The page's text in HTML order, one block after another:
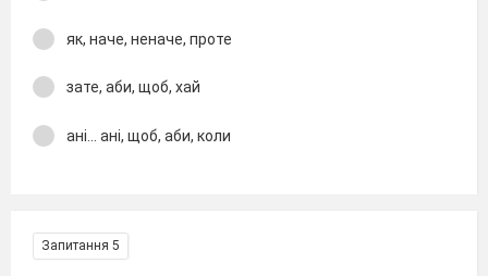
як, наче, неначе, проте
зате, аби, щоб, хай
ані... ані, щоб, аби, коли
Запитання 5